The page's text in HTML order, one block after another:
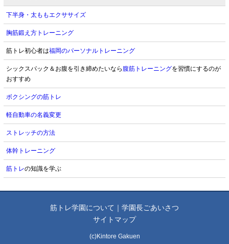
下半身・太ももエクササイズ
胸筋鍛え方トレーニング
筋トレ初心者は福岡のパーソナルトレーニング
シックスパック＆お腹を引き締めたいなら 腹筋トレーニングを習慣にするのが
おすすめ
ボクシングの筋トレ
軽自動車の名義変更
ストレッチの方法
体幹トレーニング
筋トレの知識を学ぶ
筋トレ学園について ｜ 学園長ごあいさつ
サイトマップ
(c)Kintore Gakuen